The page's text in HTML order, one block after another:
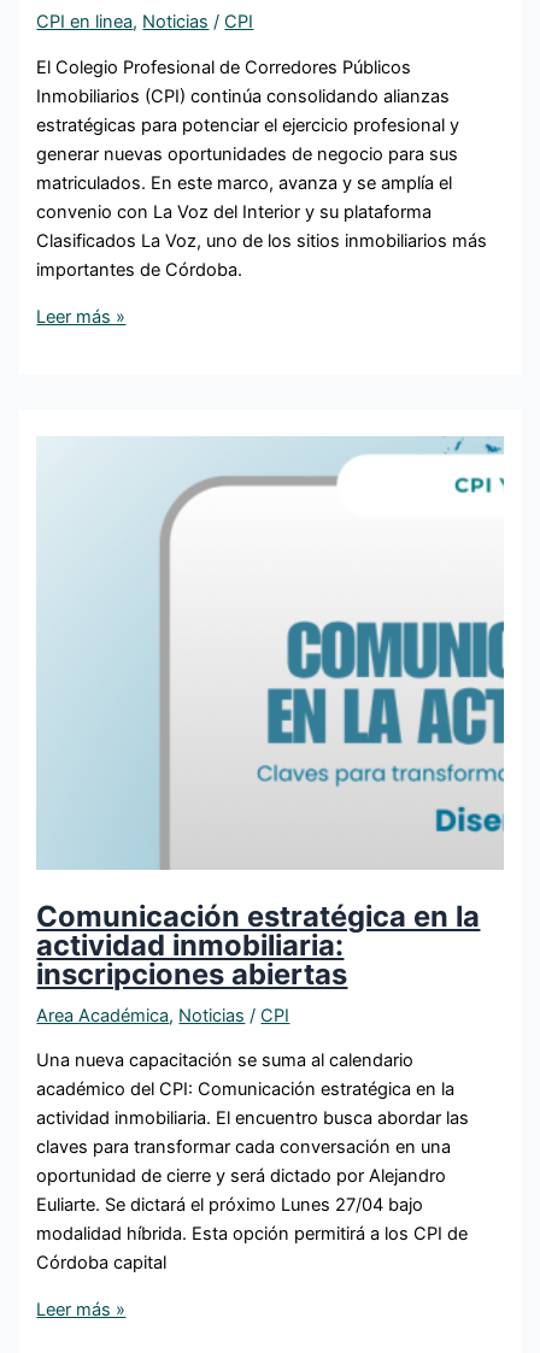
CPI en linea, Noticias /CPI
El Colegio Profesional de Corredores Públicos
Inmobiliarios (CPI) continúa consolidando alianzas
estratégicas para potenciar el ejercicio profesional y
generar nuevas oportunidades de negocio para sus
matriculados. En este marco, avanza y se amplía el
convenio con La Voz del Interior y su plataforma
Clasificados La Voz, uno de los sitios inmobiliarios más
importantes de Córdoba.
Leer más »
Comunicación estratégica en la
actividad inmobiliaria:
inscripciones abiertas
Area Académica, Noticias /CPI
Una nueva capacitación se suma al calendario
académico del CPI: Comunicación estratégica en la
actividad inmobiliaria. El encuentro busca abordar las
claves para transformar cada conversación en una
oportunidad de cierre y será dictado por Alejandro
Euliarte. Se dictará el próximo Lunes 27/04 bajo
modalidad híbrida. Esta opción permitirá a los CPI de
Córdoba capital
Leer más »